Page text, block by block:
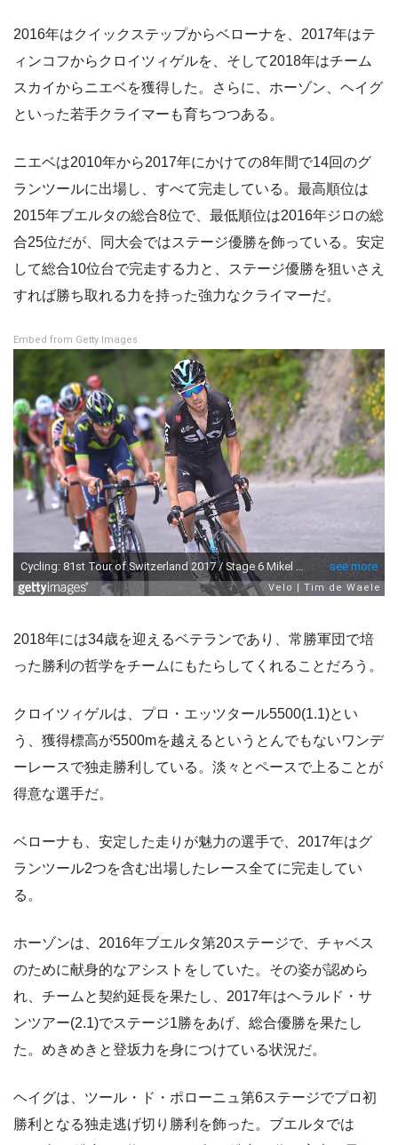
2016年はクイックステップからベローナを、2017年はテ
ィンコフからクロイツィゲルを、そして2018年はチーム
スカイからニエベを獲得した。さらに、ホーゾン、ヘイグ
といった若手クライマーも育ちつつある。
ニエベは2010年から2017年にかけての8年間で14回のグ
ランツールに出場し、すべて完走している。最高順位は
2015年ブエルタの総合8位で、最低順位は2016年ジロの総
合25位だが、同大会ではステージ優勝を飾っている。安定
して総合10位台で完走する力と、ステージ優勝を狙いさえ
すれば勝ち取れる力を持った強力なクライマーだ。
Embed from Getty Images
2018年には34歳を迎えるベテランであり、常勝軍団で培
った勝利の哲学をチームにもたらしてくれることだろう。
クロイツィゲルは、プロ・エッツタール5500(1.1)とい
う、獲得標高が5500mを越えるというとんでもないワンデ
ーレースで独走勝利している。淡々とペースで上ることが
得意な選手だ。
ベローナも、安定した走りが魅力の選手で、2017年はグ
ランツール2つを含む出場したレース全てに完走してい
る。
ホーゾンは、2016年ブエルタ第20ステージで、チャベス
のために献身的なアシストをしていた。その姿が認めら
れ、チームと契約延長を果たし、2017年はヘラルド・サ
ンツアー(2.1)でステージ1勝をあげ、総合優勝を果たし
た。めきめきと登坂力を身につけている状況だ。
ヘイグは、ツール・ド・ポローニュ第6ステージでプロ初
勝利となる独走逃げ切り勝利を飾った。ブエルタでは